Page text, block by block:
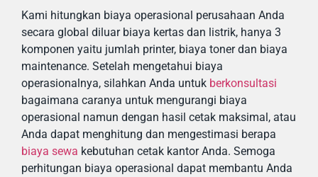
Kami hitungkan biaya operasional perusahaan Anda
secara global diluar biaya kertas dan listrik, hanya 3
komponen yaitu jumlah printer, biaya toner dan biaya
maintenance. Setelah mengetahui biaya
operasionalnya, silahkan Anda untuk berkonsultasi
bagaimana caranya untuk mengurangi biaya
operasional namun dengan hasil cetak maksimal, atau
Anda dapat menghitung dan mengestimasi berapa
biaya sewa kebutuhan cetak kantor Anda. Semoga
perhitungan biaya operasional dapat membantu Anda